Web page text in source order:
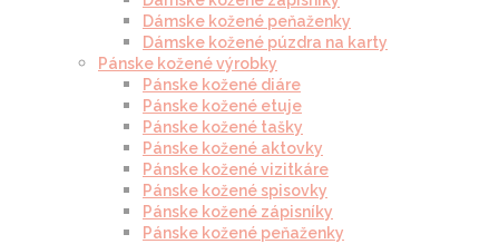
Dámske kožené peňaženky
Dámske kožené púzdra na karty
Pánske kožené výrobky
Pánske kožené diáre
Pánske kožené etuje
Pánske kožené tašky
Pánske kožené aktovky
Pánske kožené vizitkáre
Pánske kožené spisovky
Pánske kožené zápisníky
Pánske kožené peňaženky